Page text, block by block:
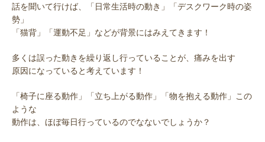
話を聞いて行けば、「日常生活時の動き」「デスクワーク時の姿
勢」
「猫背」「運動不足」などが背景にはみえてきます！
多くは誤った動きを繰り返し行っていることが、痛みを出す
原因になっていると考えています！
「椅子に座る動作」「立ち上がる動作」「物を抱える動作」この
ような
動作は、ほぼ毎日行っているのでなないでしょうか？